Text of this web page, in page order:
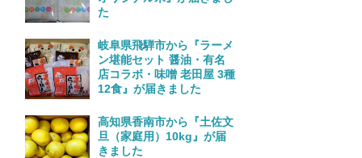
た
岐阜県飛騨市から『ラーメ
ン堪能セット 醤油・有名
店コラボ・味噌 老田屋 3種
12食』が届きました
高知県香南市から『土佐文
旦（家庭用）10kg』が届
きました